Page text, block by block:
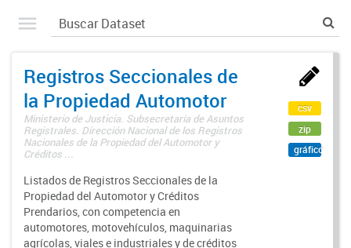
Registros Seccionales de
la Propiedad Automotor
Ministerio de Justicia. Subsecretaría de Asuntos
Registrales. Dirección Nacional de los Registros
Nacionales de la Propiedad del Automotor y
Créditos ...
Listados de Registros Seccionales de la
Propiedad del Automotor y Créditos
Prendarios, con competencia en
automotores, motovehículos, maquinarias
agrícolas, viales e industriales y de créditos
csv
zip
gráfico